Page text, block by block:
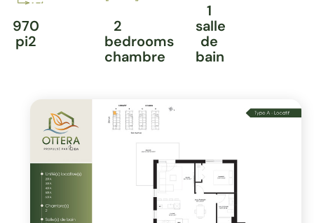
970
pi2
2
bedrooms
chambre
1
salle
de
bain